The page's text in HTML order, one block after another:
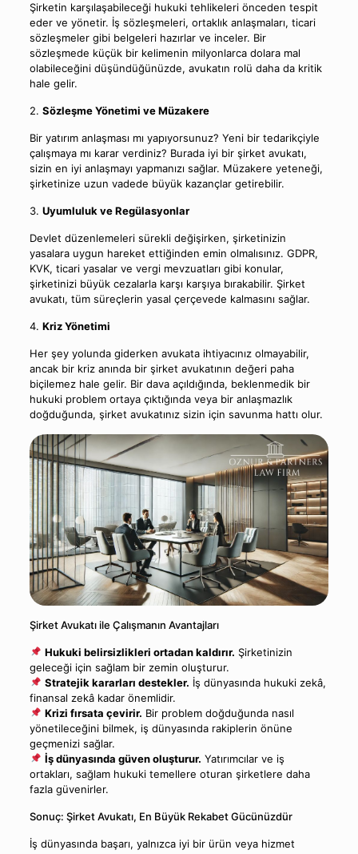
Şirketin karşılaşabileceği hukuki tehlikeleri önceden tespit
eder ve yönetir. İş sözleşmeleri, ortaklık anlaşmaları, ticari
sözleşmeler gibi belgeleri hazırlar ve inceler. Bir
sözleşmede küçük bir kelimenin milyonlarca dolara mal
olabileceğini düşündüğünüzde, avukatın rolü daha da kritik
hale gelir.
2. Sözleşme Yönetimi ve Müzakere
Bir yatırım anlaşması mı yapıyorsunuz? Yeni bir tedarikçiyle
çalışmaya mı karar verdiniz? Burada iyi bir şirket avukatı,
sizin en iyi anlaşmayı yapmanızı sağlar. Müzakere yeteneği,
şirketinize uzun vadede büyük kazançlar getirebilir.
3. Uyumluluk ve Regülasyonlar
Devlet düzenlemeleri sürekli değişirken, şirketinizin
yasalara uygun hareket ettiğinden emin olmalısınız. GDPR,
KVK, ticari yasalar ve vergi mevzuatları gibi konular,
şirketinizi büyük cezalarla karşı karşıya bırakabilir. Şirket
avukatı, tüm süreçlerin yasal çerçevede kalmasını sağlar.
4. Kriz Yönetimi
Her şey yolunda giderken avukata ihtiyacınız olmayabilir,
ancak bir kriz anında bir şirket avukatının değeri paha
biçilemez hale gelir. Bir dava açıldığında, beklenmedik bir
hukuki problem ortaya çıktığında veya bir anlaşmazlık
doğduğunda, şirket avukatınız sizin için savunma hattı olur.
Şirket Avukatı ile Çalışmanın Avantajları
Hukuki belirsizlikleri ortadan kaldırır. Şirketinizin
geleceği için sağlam bir zemin oluşturur.
Stratejik kararları destekler. İş dünyasında hukuki zekâ,
finansal zekâ kadar önemlidir.
Krizi fırsata çevirir. Bir problem doğduğunda nasıl
yönetileceğini bilmek, iş dünyasında rakiplerin önüne
geçmenizi sağlar.
İş dünyasında güven oluşturur. Yatırımcılar ve iş
ortakları, sağlam hukuki temellere oturan şirketlere daha
fazla güvenirler.
Sonuç: Şirket Avukatı, En Büyük Rekabet Gücünüzdür
İş dünyasında başarı, yalnızca iyi bir ürün veya hizmet